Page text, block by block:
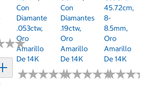
★★
★★
Con
Diamante
.053ctw,
Oro
Amarillo
De 14K
★★★★★
★★★★★
Con
Diamantes
.19ctw,
Oro
Amarillo
De 14K
★★★★★
★★★★★
45.72cm,
8-
8.5mm,
Oro
Amarillo
De 14K
★★★
★★★